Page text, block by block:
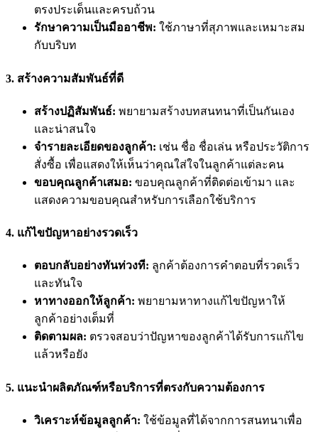
ตรงประเด็นและครบถ้วน
รักษาความเป็นมืออาชีพ: ใช้ภาษาที่สุภาพและเหมาะสม
กับบริบท
3. สร้างความสัมพันธ์ที่ดี
สร้างปฏิสัมพันธ์: พยายามสร้างบทสนทนาที่เป็นกันเอง
และน่าสนใจ
จำรายละเอียดของลูกค้า: เช่น ชื่อ ชื่อเล่น หรือประวัติการ
สั่งซื้อ เพื่อแสดงให้เห็นว่าคุณใส่ใจในลูกค้าแต่ละคน
ขอบคุณลูกค้าเสมอ: ขอบคุณลูกค้าที่ติดต่อเข้ามา และ
แสดงความขอบคุณสำหรับการเลือกใช้บริการ
4. แก้ไขปัญหาอย่างรวดเร็ว
ตอบกลับอย่างทันท่วงที: ลูกค้าต้องการคำตอบที่รวดเร็ว
และทันใจ
หาทางออกให้ลูกค้า: พยายามหาทางแก้ไขปัญหาให้
ลูกค้าอย่างเต็มที่
ติดตามผล: ตรวจสอบว่าปัญหาของลูกค้าได้รับการแก้ไข
แล้วหรือยัง
5. แนะนำผลิตภัณฑ์หรือบริการที่ตรงกับความต้องการ
วิเคราะห์ข้อมูลลูกค้า: ใช้ข้อมูลที่ได้จากการสนทนาเพื่อ